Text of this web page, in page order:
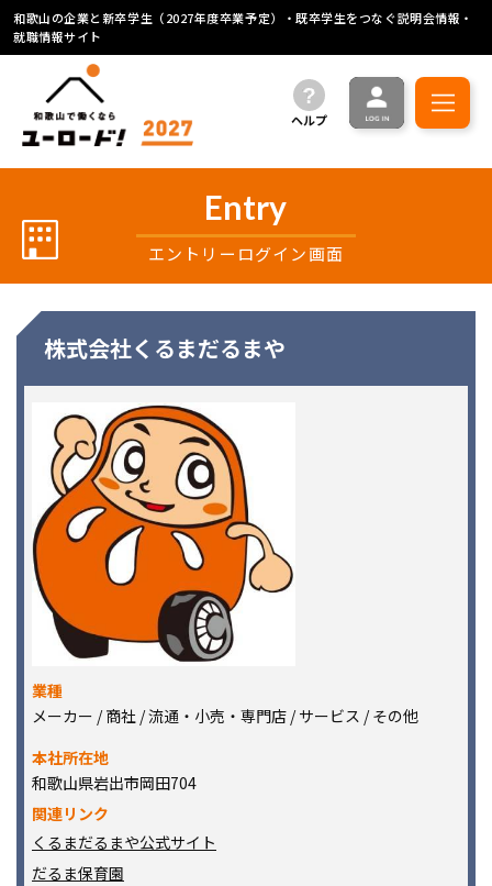
和歌山の企業と新卒学生（2027年度卒業予定）・既卒学生をつなぐ説明会情報・
就職情報サイト
ヘルプ
Entry
エントリーログイン画面
株式会社くるまだるまや
業種
メーカー / 商社 / 流通・小売・専門店 / サービス / その他
本社所在地
和歌山県岩出市岡田704
関連リンク
くるまだるまや公式サイト
だるま保育園